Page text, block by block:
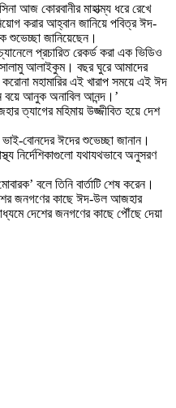
আজ কোরবানীর মাহাত্ম্য ধরে রেখে
করার আহ্বান জানিয়ে পবিত্র ঈদ-
জানিয়েছেন।
প্রচারিত রেকর্ড করা এক ভিডিও
আলাইকুম। বছর ঘুরে আমাদের
মহামারির এই খারাপ সময়ে এই ঈদ
বয়ে আনুক অনাবিল আনন্দ।’
ত্যাগের মহিমায় উজ্জীবিত হয়ে দেশ
বোনদের ঈদের শুভেচ্ছা জানান।
নির্দেশিকাগুলো যথাযথভাবে অনুসরণ
বলে তিনি বার্তাটি শেষ করেন।
জনগণের কাছে ঈদ-উল আজহার
দেশের জনগণের কাছে পৌঁছে দেয়া